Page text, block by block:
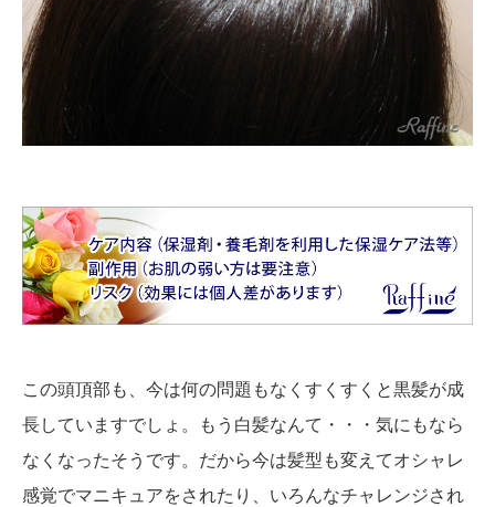
この頭頂部も、今は何の問題もなくすくすくと黒髪が成
長していますでしょ。もう白髪なんて・・・気にもなら
なくなったそうです。だから今は髪型も変えてオシャレ
感覚でマニキュアをされたり、いろんなチャレンジされ